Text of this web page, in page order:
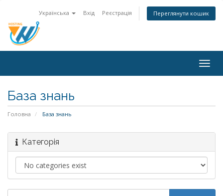
Українська Вхід Реєстрація Переглянути кошик
База знань
Головна База знань
Категорія